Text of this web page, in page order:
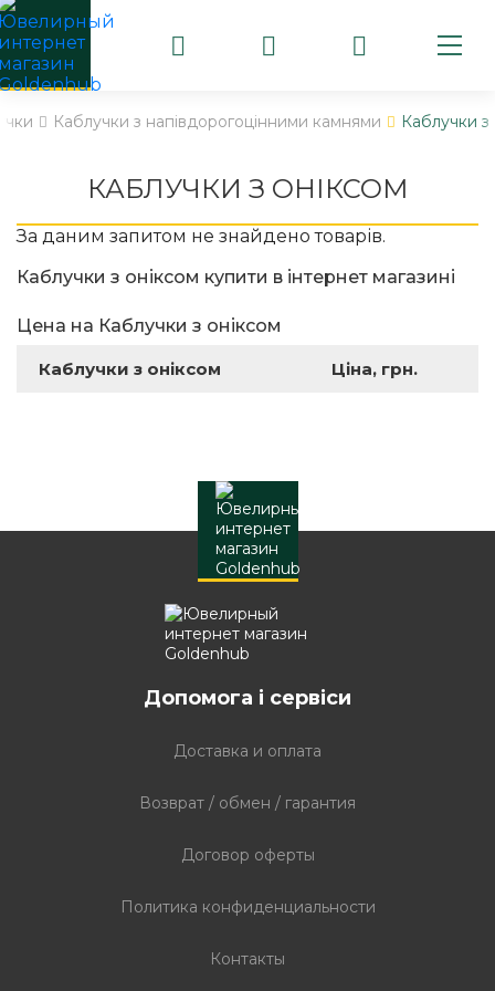
Каблучки з напівдорогоцінними камнями Каблучки з
КАБЛУЧКИ З ОНІКСОМ
Каблучки з оніксом купити в інтернет магазині
Цена на Каблучки з оніксом
Каблучки з оніксом Ціна, грн.
За даним запитом не знайдено товарів.
Допомога і сервіси
Доставка и оплата
Возврат / обмен / гарантия
Договор оферты
Политика конфиденциальности
Контакты